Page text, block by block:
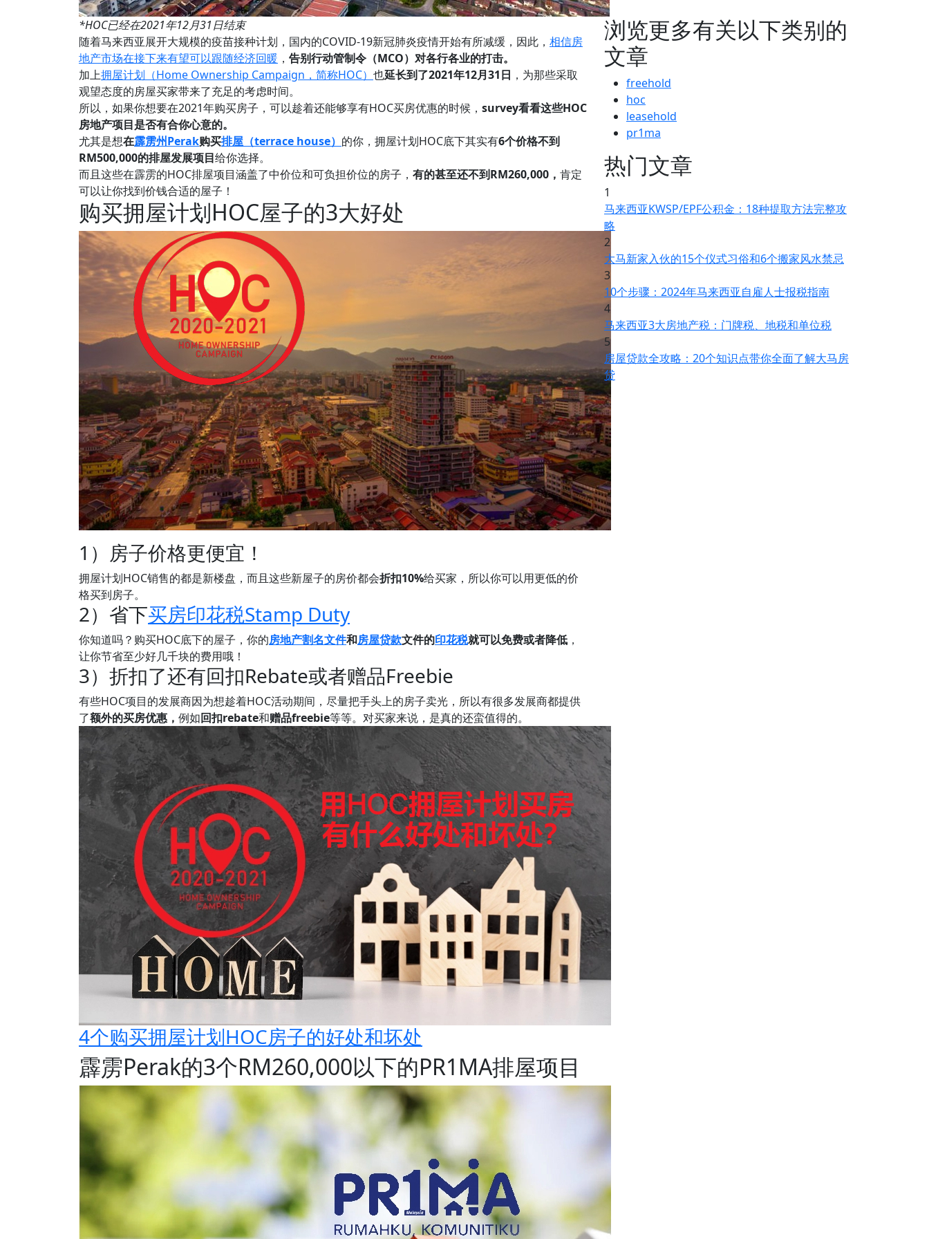
*HOC已经在2021年12月31日结束
随着马来西亚展开大规模的疫苗接种计划，国内的COVID-19新冠肺炎疫情开始有所减缓，因此， 相信房
地产市场在接下来有望可以跟随经济回暖 ， 告别行动管制令（MCO）对各行各业的打击。
加上拥屋计划（Home Ownership Campaign，简称HOC） 也延长到了2021年12月31日 ，为那些采取
观望态度的房屋买家带来了充足的考虑时间。
所以，如果你想要在2021年购买房子，可以趁着还能够享有HOC买房优惠的时候， survey看看这些HOC
房地产项目是否有合你心意的。
尤其是想在霹雳州Perak购买排屋（terrace house） 的你，拥屋计划HOC底下其实有6个价格不到
RM500,000的排屋发展项目给你选择。
而且这些在霹雳的HOC排屋项目涵盖了中价位和可负担价位的房子， 有的甚至还不到RM260,000， 肯定
可以让你找到价钱合适的屋子！
购买拥屋计划HOC屋子的3大好处
1）房子价格更便宜！
拥屋计划HOC销售的都是新楼盘，而且这些新屋子的房价都会折扣10%给买家，所以你可以用更低的价
格买到房子。
2）省下买房印花税Stamp Duty
你知道吗？购买HOC底下的屋子，你的房地产割名文件和房屋贷款文件的印花税就可以免费或者降低 ，
让你节省至少好几千块的费用哦！
3）折扣了还有回扣Rebate或者赠品Freebie
有些HOC项目的发展商因为想趁着HOC活动期间，尽量把手头上的房子卖光，所以有很多发展商都提供
了额外的买房优惠， 例如回扣rebate和赠品freebie等等。对买家来说，是真的还蛮值得的。
4个购买拥屋计划HOC房子的好处和坏处
霹雳Perak的3个RM260,000以下的PR1MA排屋项目
浏览更多有关以下类别的
文章
freehold
hoc
leasehold
pr1ma
热门文章
1
马来西亚KWSP/EPF公积金：18种提取方法完整攻
略
2
大马新家入伙的15个仪式习俗和6个搬家风水禁忌
3
10个步骤：2024年马来西亚自雇人士报税指南
4
马来西亚3大房地产税：门牌税、地税和单位税
5
房屋贷款全攻略：20个知识点带你全面了解大马房
贷